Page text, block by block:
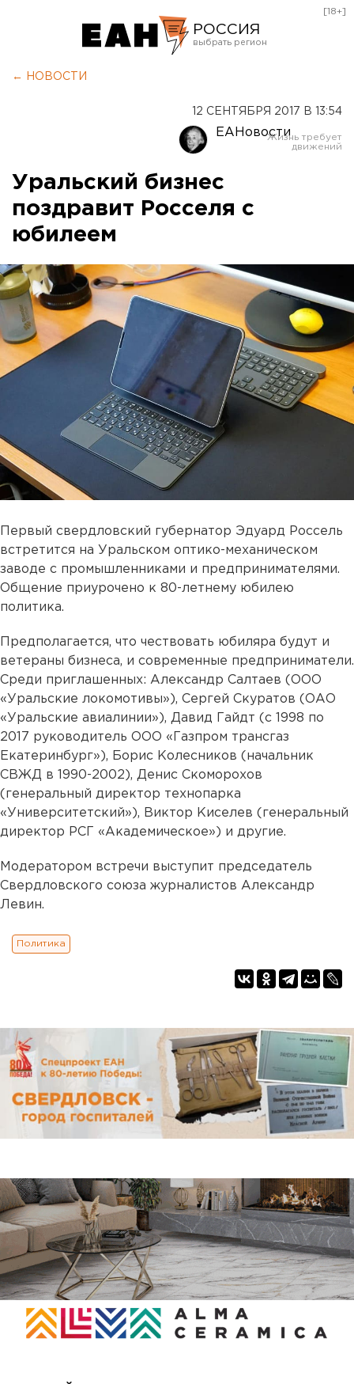
РОССИЯ
Оренбург
[18+]
← НОВОСТИ
12 СЕНТЯБРЯ 2017 В 13:54
ЕАНовости
Уральский бизнес
поздравит Росселя с
юбилеем
Первый свердловский губернатор Эдуард Россель
встретится на Уральском оптико-механическом
заводе с промышленниками и предпринимателями.
Общение приурочено к 80-летнему юбилею
политика.
Предполагается, что чествовать юбиляра будут и
ветераны бизнеса, и современные предприниматели.
Среди приглашенных: Александр Салтаев (ООО
«Уральские локомотивы»), Сергей Скуратов (ОАО
«Уральские авиалинии»), Давид Гайдт (с 1998 по
2017 руководитель ООО «Газпром трансгаз
Екатеринбург»), Борис Колесников (начальник
СВЖД в 1990-2002), Денис Скоморохов
(генеральный директор технопарка
«Университетский»), Виктор Киселев (генеральный
директор РСГ «Академическое») и другие.
Модератором встречи выступит председатель
Свердловского союза журналистов Александр
Левин.
Политика